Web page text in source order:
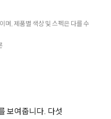
며, 제품별 색상 및 스펙은 다를 수